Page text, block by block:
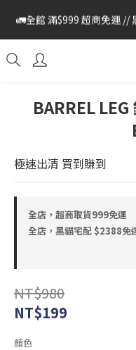
🚛全館 滿$999 超商免運 //
🚛全館 滿$999 超商免運 //
🔔本站僅使用官方LINE進
> 右下方紅色
BARREL
極速出清 買到賺到
全店，超商取貨999免運
全店，黑貓宅配 $2388免
NT$980
NT$199
顏色